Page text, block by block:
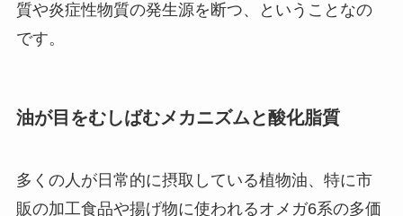
質や炎症性物質の発生源を断つ、ということなの
です。
油が目をむしばむメカニズムと酸化脂質
多くの人が日常的に摂取している植物油、特に市
販の加工食品や揚げ物に使われるオメガ6系の多価